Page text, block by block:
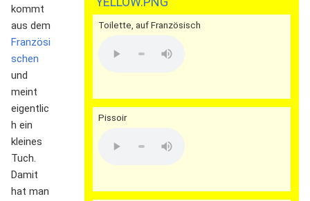
Toilette, auf Französisch
Pissoir
kommt
aus dem
Französi
schen
und
meint
eigentlic
h ein
kleines
Tuch.
Damit
hat man